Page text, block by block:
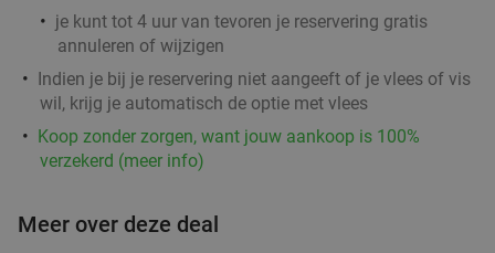
je kunt tot 4 uur van tevoren je reservering gratis
annuleren of wijzigen
Indien je bij je reservering niet aangeeft of je vlees of vis
wil, krijg je automatisch de optie met vlees
Koop zonder zorgen, want jouw aankoop is 100%
verzekerd (meer info)
Meer over deze deal